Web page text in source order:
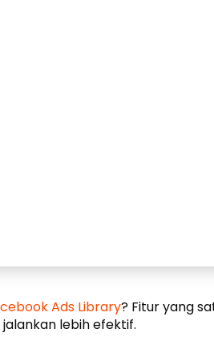
Ads Library? Fitur yang
lebih efektif.